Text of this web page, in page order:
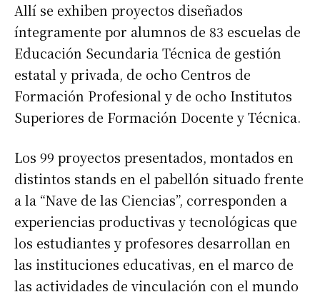
Allí se exhiben proyectos diseñados
íntegramente por alumnos de 83 escuelas de
Educación Secundaria Técnica de gestión
estatal y privada, de ocho Centros de
Formación Profesional y de ocho Institutos
Superiores de Formación Docente y Técnica.
Los 99 proyectos presentados, montados en
distintos stands en el pabellón situado frente
a la “Nave de las Ciencias”, corresponden a
experiencias productivas y tecnológicas que
los estudiantes y profesores desarrollan en
las instituciones educativas, en el marco de
las actividades de vinculación con el mundo